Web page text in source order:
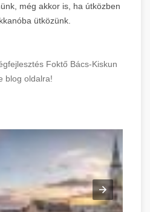
még akkor is, ha útközben
ütközünk.
Foktő Bács-Kiskun
blog oldalra!